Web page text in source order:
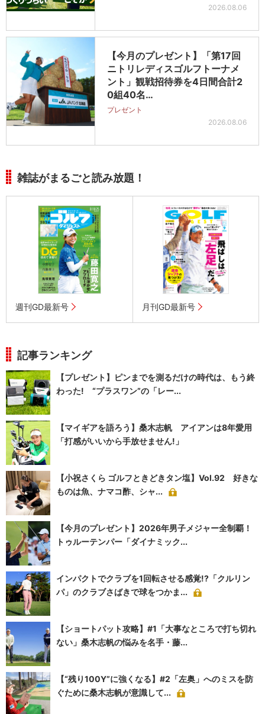
2026.08.06
【今月のプレゼント】「第17回
ニトリレディスゴルフトーナメ
ント」観戦招待券を4日間合計2
0組40名…
プレゼント
2026.08.06
雑誌がまるごと読み放題！
週刊GD最新号 月刊GD最新号
記事ランキング
【プレゼント】ピンまでを測るだけの時代は、もう終
わった! “プラスワン”の「レー...
【マイギアを語ろう】桑木志帆 アイアンは8年愛用
「打感がいいから手放せません!」
【小祝さくら ゴルフときどきタン塩】Vol.92 好きな
ものは魚、ナマコ酢、シャ...
【今月のプレゼント】2026年男子メジャー全制覇！
トゥルーテンパー「ダイナミック...
インパクトでクラブを1回転させる感覚!?「クルリン
パ」のクラブさばきで球をつかま...
【ショートパット攻略】#1「大事なところで打ち切れ
ない」桑木志帆の悩みを名手・藤...
【“残り100Y”に強くなる】#2「左奥」へのミスを防
ぐために桑木志帆が意識して...